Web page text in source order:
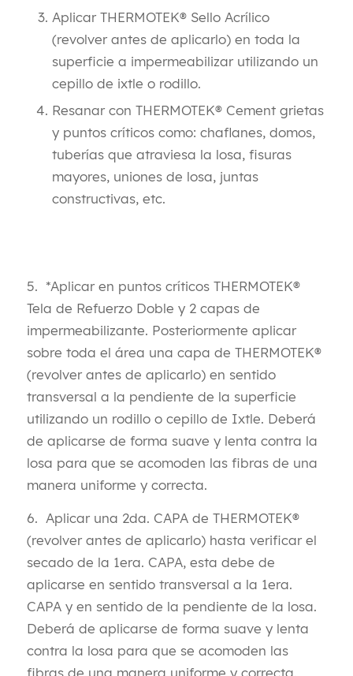
Aplicar THERMOTEK® Sello Acrílico
(revolver antes de aplicarlo) en toda la
superficie a impermeabilizar utilizando un
cepillo de ixtle o rodillo.
Resanar con THERMOTEK® Cement grietas
y puntos críticos como: chaflanes, domos,
tuberías que atraviesa la losa, fisuras
mayores, uniones de losa, juntas
constructivas, etc.
5. *Aplicar en puntos críticos THERMOTEK®
Tela de Refuerzo Doble y 2 capas de
impermeabilizante. Posteriormente aplicar
sobre toda el área una capa de THERMOTEK®
(revolver antes de aplicarlo) en sentido
transversal a la pendiente de la superficie
utilizando un rodillo o cepillo de Ixtle. Deberá
de aplicarse de forma suave y lenta contra la
losa para que se acomoden las fibras de una
manera uniforme y correcta.
6. ​​Aplicar una 2da. CAPA de THERMOTEK®
(revolver antes de aplicarlo) hasta verificar el
secado de la 1era. CAPA, esta debe de
aplicarse en sentido transversal a la 1era.
CAPA y en sentido de la pendiente de la losa.
Deberá de aplicarse de forma suave y lenta
contra la losa para que se acomoden las
fibras de una manera uniforme y correcta.